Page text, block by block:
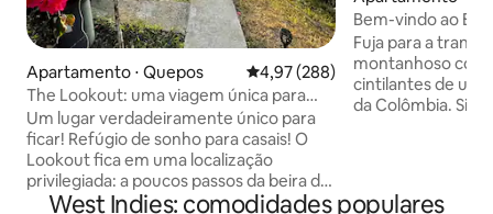
Apartamento ⋅ Quepos 4,97 de uma avaliação média de
4,97 (288)
The Lookout: uma viagem única para
casais
Um lugar verdadeiramente único para
ficar! Refúgio de sonho para casais! O
Lookout fica em uma localização
privilegiada: a poucos passos da beira de
um penhasco, com vista para a
Bem-vindo ao
Montecielo
Fuja para a
montanhoso com
cintilantes de um
da Colômbia.
relaxar e
West Indies: comodidades populares